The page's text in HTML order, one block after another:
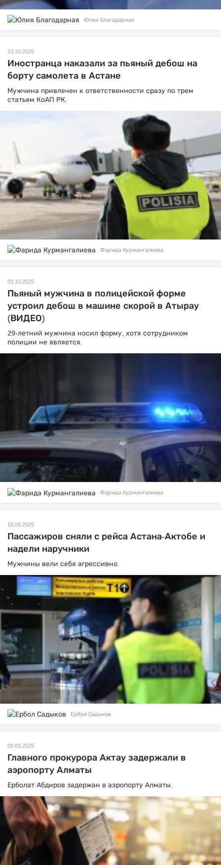
Юлия Благодарная
23.10.2025
Иностранца наказали за пьяный дебош на
борту самолета в Астане
Мужчина привлечен к ответственности сразу по трем
статьям КоАП РК.
Фарида Курмангалиева
03.10.2025
Пьяный мужчина в полицейской форме
устроил дебош в машине скорой в Атырау
(ВИДЕО)
29-летний мужчина носил форму, хотя сотрудником
полиции не является.
Фарида Курмангалиева
18.09.2025
Пассажиров сняли с рейса Астана-Актобе и
надели наручники
Мужчины вели себя агрессивно.
Ербол Садыков
09.09.2025
Главного прокурора Актау задержали в
аэропорту Алматы
Ерболат Абдиров задержан в аэропорту Алматы.